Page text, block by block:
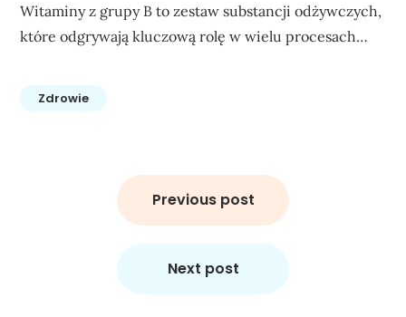
Witaminy z grupy B to zestaw substancji odżywczych,
które odgrywają kluczową rolę w wielu procesach…
Zdrowie
Previous post
Next post